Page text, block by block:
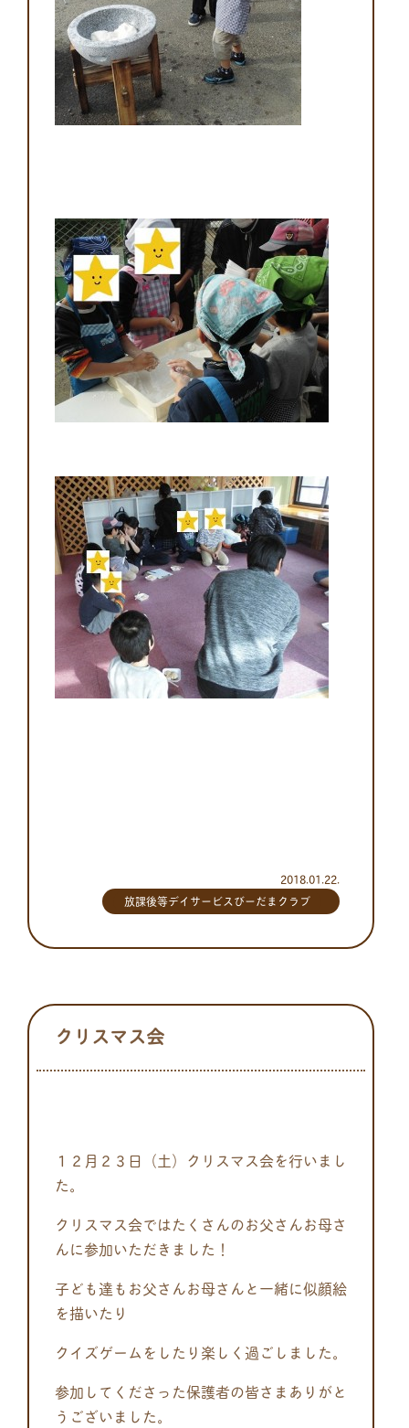
2018.01.22.
放課後等デイサービスびーだまクラブ
クリスマス会
１２月２３日（土）クリスマス会を行いまし
た。
クリスマス会ではたくさんのお父さんお母さ
んに参加いただきました！
子ども達もお父さんお母さんと一緒に似顔絵
を描いたり
クイズゲームをしたり楽しく過ごしました。
参加してくださった保護者の皆さまありがと
うございました。